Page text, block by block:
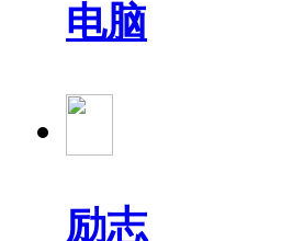
电脑
励志